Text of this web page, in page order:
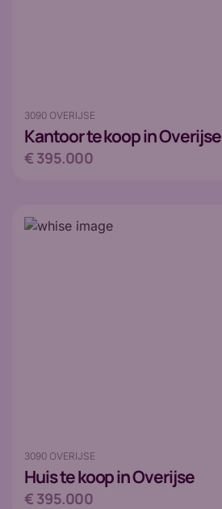
3090 OVERIJSE
Kantoorte koop in Overijse
€ 395.000
3090 OVERIJSE
Huiste koop in Overijse
€ 395.000